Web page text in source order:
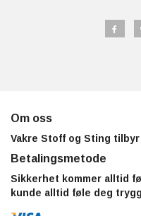
Om oss
Vakre Stoff og Sting
Betalingsmetode
Sikkerhet kommer alltid
kunde alltid føle deg